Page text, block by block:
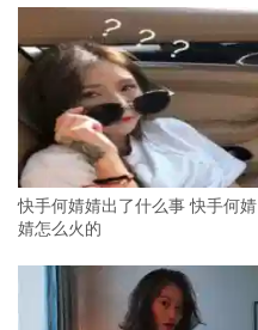
快手何婧婧出了什么事 快手何婧
婧怎么火的